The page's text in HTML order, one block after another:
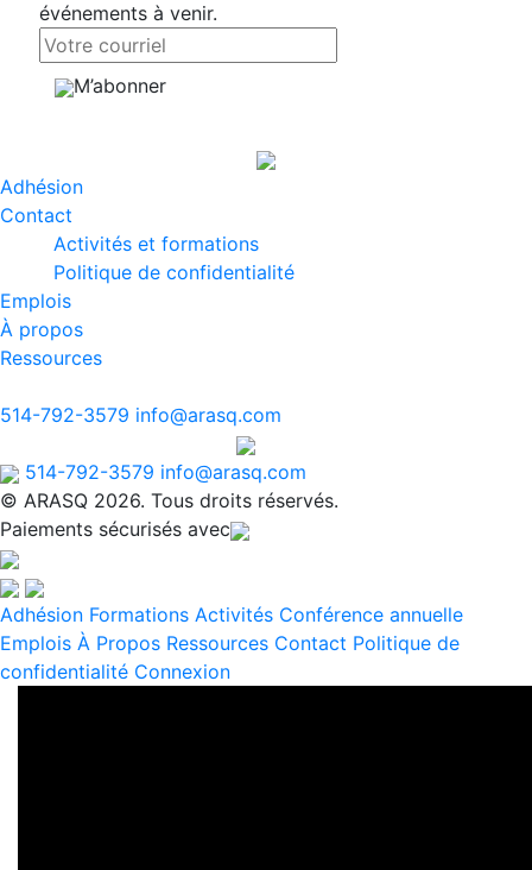
événements à venir.
M’abonner
Adhésion
Contact
Activités et formations
Politique de confidentialité
Emplois
À propos
Ressources
514-792-3579 info@arasq.com
514-792-3579 info@arasq.com
© ARASQ 2026. Tous droits réservés.
Paiements sécurisés avec
Adhésion Formations Activités Conférence annuelle
Emplois À Propos Ressources Contact Politique de
confidentialité Connexion